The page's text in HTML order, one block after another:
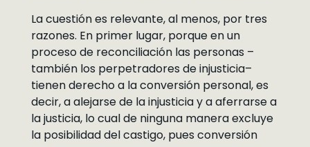
La cuestión es relevante, al menos, por tres
razones. En primer lugar, porque en un
proceso de reconciliación las personas –
también los perpetradores de injusticia–
tienen derecho a la conversión personal, es
decir, a alejarse de la injusticia y a aferrarse a
la justicia, lo cual de ninguna manera excluye
la posibilidad del castigo, pues conversión